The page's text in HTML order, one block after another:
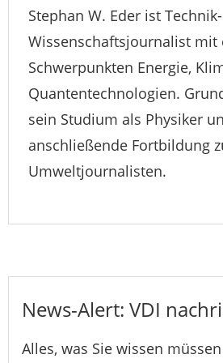
Stephan W. Eder ist
Wissenschaftsjournalist mit
Schwerpunkten Energie,
Quantentechnologien.
sein Studium als Physiker
anschließende Fortbildung
Umweltjournalisten.
News-Alert: VDI
Alles, was Sie wissen